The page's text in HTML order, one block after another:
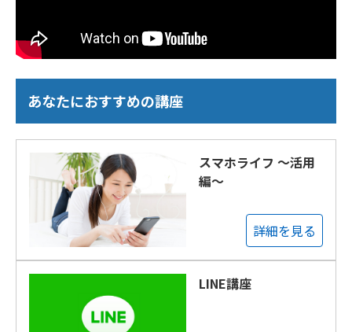
あなたにおすすめの講座
スマホライフ ～活用
編～
詳細を見る
LINE講座